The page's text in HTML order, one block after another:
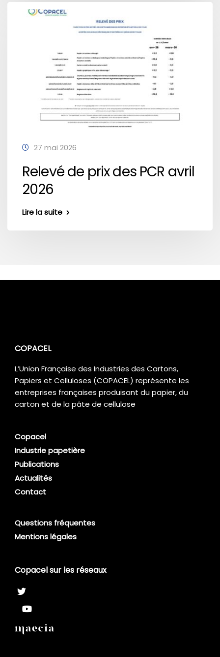
27 mai 2026
Relevé de prix des PCR avril
2026
Lire la suite
COPACEL
L’Union Française des Industries des Cartons,
Papiers et Celluloses (COPACEL) représente les
entreprises françaises produisant du papier, du
carton et de la pâte de cellulose
Copacel
Industrie papetière
Publications
Actualités
Contact
Questions fréquentes
Mentions légales
Copacel sur les réseaux